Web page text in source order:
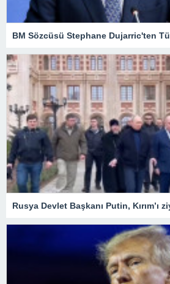
BM Sözcüsü Stephane Dujarric'ten
Rusya Devlet Başkanı Putin, Kırım’ı